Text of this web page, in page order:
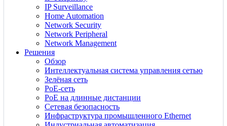
IP Surveillance
Home Automation
Network Security
Network Peripheral
Network Management
Решения
Обзор
Интеллектуальная система управления сетью
Зелёная сеть
PoE-сеть
PoE на длинные дистанции
Сетевая безопасность
Инфраструктура промышленного Ethernet